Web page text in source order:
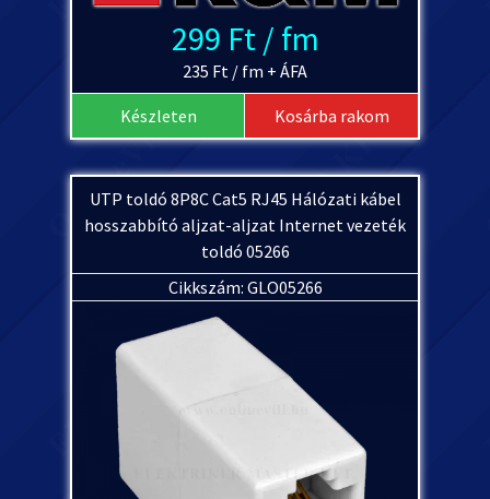
299 Ft / fm
235 Ft / fm + ÁFA
Készleten Kosárba rakom
UTP toldó 8P8C Cat5 RJ45 Hálózati kábel
hosszabbító aljzat-aljzat Internet vezeték
toldó 05266
Cikkszám: GLO05266